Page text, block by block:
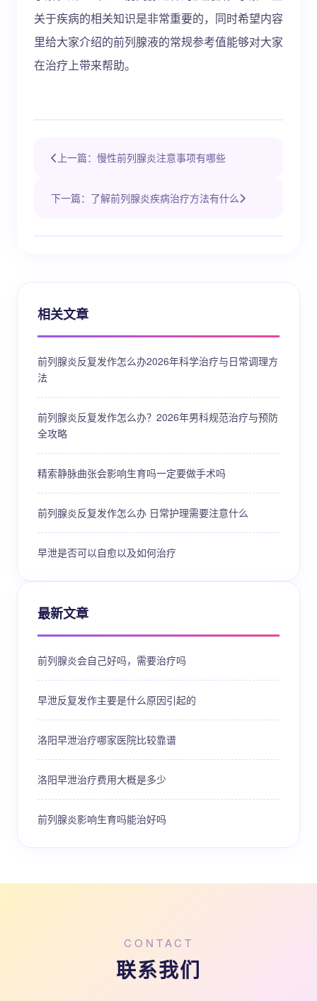
关于疾病的相关知识是非常重要的，同时希望内容
里给大家介绍的前列腺液的常规参考值能够对大家
在治疗上带来帮助。
上一篇：慢性前列腺炎注意事项有哪些
下一篇：了解前列腺炎疾病治疗方法有什么
相关文章
前列腺炎反复发作怎么办2026年科学治疗与日常调理方
法
前列腺炎反复发作怎么办？2026年男科规范治疗与预防
全攻略
精索静脉曲张会影响生育吗一定要做手术吗
前列腺炎反复发作怎么办 日常护理需要注意什么
早泄是否可以自愈以及如何治疗
最新文章
前列腺炎会自己好吗，需要治疗吗
早泄反复发作主要是什么原因引起的
洛阳早泄治疗哪家医院比较靠谱
洛阳早泄治疗费用大概是多少
前列腺炎影响生育吗能治好吗
CONTACT
联系我们